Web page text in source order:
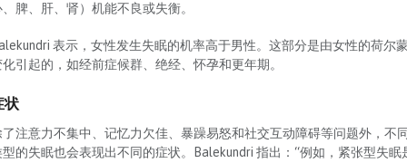
脾、肝、肾）机能不良或失衡。
表示，女性发生失眠的机率高于男性。这部分是由女性的荷尔蒙
化引起的，如经前症候群、绝经、怀孕和更年期。
状
了注意力不集中、记忆力欠佳、暴躁易怒和社交互动障碍等问题外，不同
型的失眠也会表现出不同的症状。Balekundri 指出：“例如，紧张型失眠